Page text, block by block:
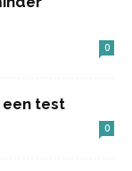
0
test
0